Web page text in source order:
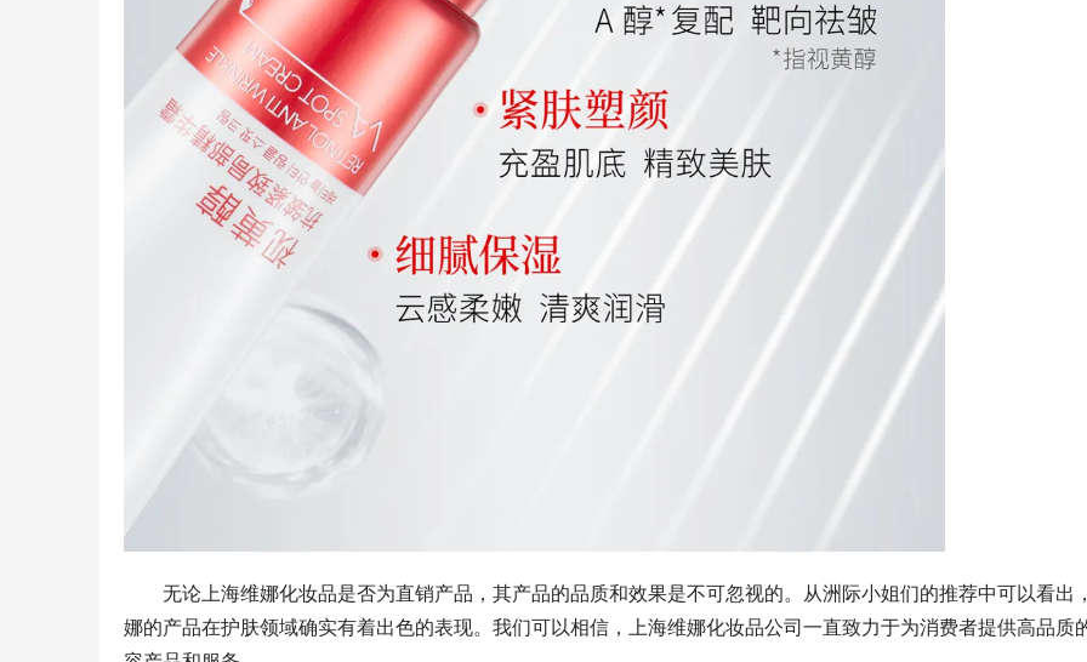
无论上海维娜化妆品是否为直销产品，其产品的品质和效果是不可忽视的。从洲际小姐们的推荐中可以看出
娜的产品在护肤领域确实有着出色的表现。我们可以相信，上海维娜化妆品公司一直致力于为消费者提供高品质